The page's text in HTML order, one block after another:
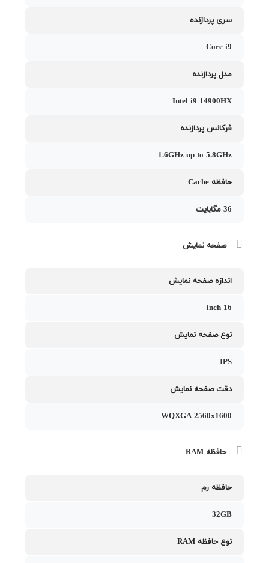
سری پردازنده
Core i9
مدل پردازنده
Intel i9 14900HX
فرکانس پردازنده
1.6GHz up to 5.8GHz
حافظه Cache
36 مگابایت
صفحه نمایش
اندازه صفحه نمایش
16 inch
نوع صفحه نمایش
IPS
دقت صفحه نمایش
WQXGA 2560x1600
حافظه RAM
حافظه رم
32GB
نوع حافظه RAM